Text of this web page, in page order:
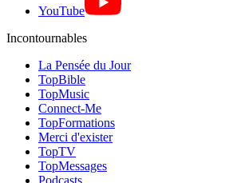
YouTube
Incontournables
La Pensée du Jour
TopBible
TopMusic
Connect-Me
TopFormations
Merci d'exister
TopTV
TopMessages